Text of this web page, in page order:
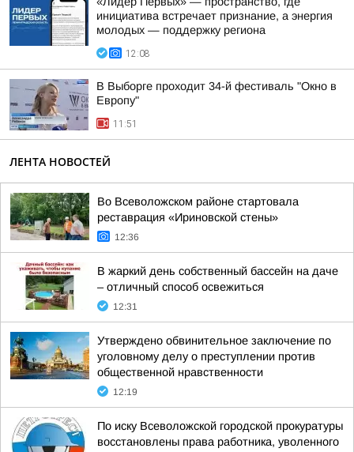
инициатива встречает признание, а энергия
молодых — поддержку региона
12:08
В Выборге проходит 34-й фестиваль "Окно в
Европу"
11:51
ЛЕНТА НОВОСТЕЙ
Во Всеволожском районе стартовала
реставрация «Ириновской стены»
12:36
В жаркий день собственный бассейн на даче
– отличный способ освежиться
12:31
Утверждено обвинительное заключение по
уголовному делу о преступлении против
общественной нравственности
12:19
По иску Всеволожской городской прокуратуры
восстановлены права работника, уволенного